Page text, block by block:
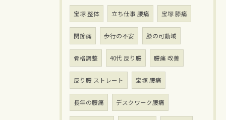
宝塚 整体 立ち仕事 腰痛 宝塚 膝痛
関節痛 歩行の不安 膝の可動域
骨格調整 40代 反り腰 腰痛 改善
反り腰 ストレート 宝塚 腰痛
長年の腰痛 デスクワーク腰痛